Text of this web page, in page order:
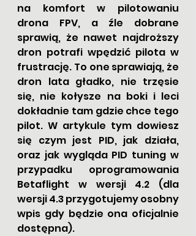
na komfort w pilotowaniu
drona FPV, a źle dobrane
sprawią, że nawet najdroższy
dron potrafi wpędzić pilota w
frustrację. To one sprawiają, że
dron lata gładko, nie trzęsie
się, nie kołysze na boki i leci
dokładnie tam gdzie chce tego
pilot. W artykule tym dowiesz
się czym jest PID, jak działa,
oraz jak wygląda PID tuning w
przypadku oprogramowania
Betaflight w wersji 4.2 (dla
wersji 4.3 przygotujemy osobny
wpis gdy będzie ona oficjalnie
dostępna).